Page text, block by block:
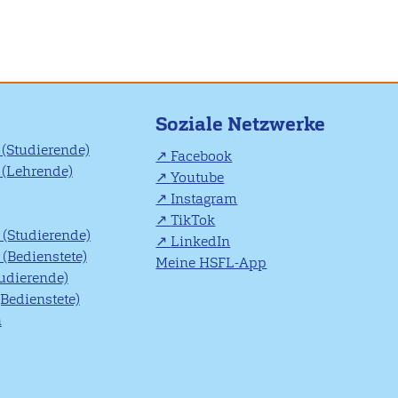
Soziale Netzwerke
Facebook
Youtube
Instagram
TikTok
LinkedIn
Meine HSFL-App